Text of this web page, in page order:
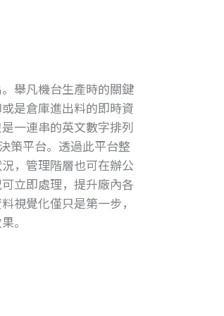
舉凡機台生產時的關鍵
是倉庫進出料的即時資
一連串的英文數字排列
策平台。透過此平台整
，管理階層也可在辦公
立即處理，提升廠內各
視覺化僅只是第一步，
。